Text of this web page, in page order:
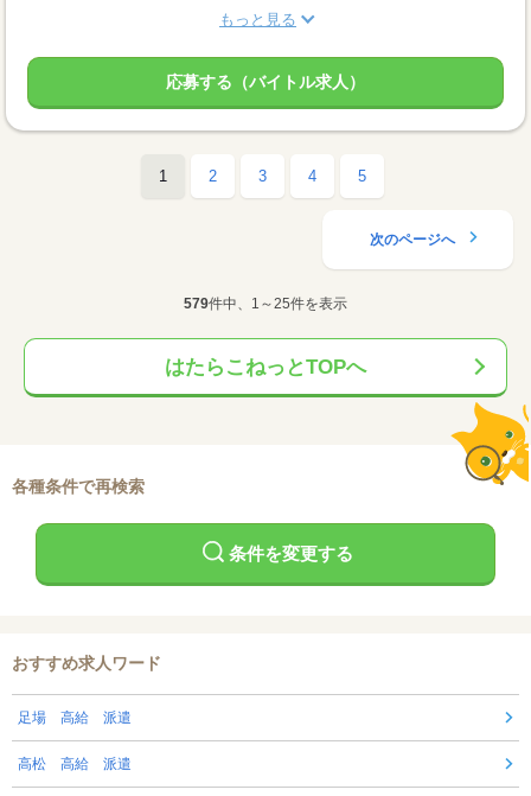
もっと見る
応募する（バイトル求人）
1 2 3 4 5
次のページへ
579件中、1～25件を表示
はたらこねっとTOPへ
各種条件で再検索
条件を変更する
おすすめ求人ワード
足場 高給 派遣
高松 高給 派遣